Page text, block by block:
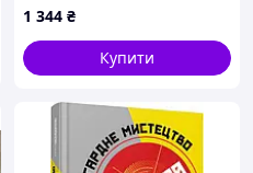
Республіки
1 344 ₴
Купити